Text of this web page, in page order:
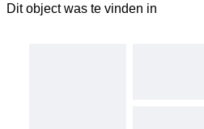
Dit object was te vinden in